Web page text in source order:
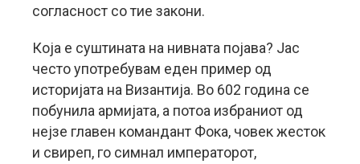
согласност со тие закони.
Која е суштината на нивната појава? Јас
често употребувам еден пример од
историјата на Византија. Во 602 година се
побунила армијата, а потоа избраниот од
нејзе главен командант Фока, човек жесток
и свиреп, го симнал императорот,